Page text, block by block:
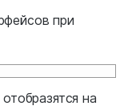
при
на